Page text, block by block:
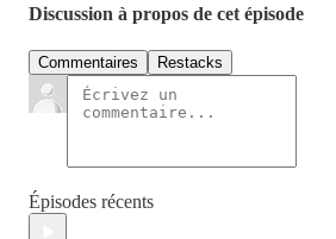
Discussion à propos de cet épisode
Commentaires Restacks
Épisodes récents